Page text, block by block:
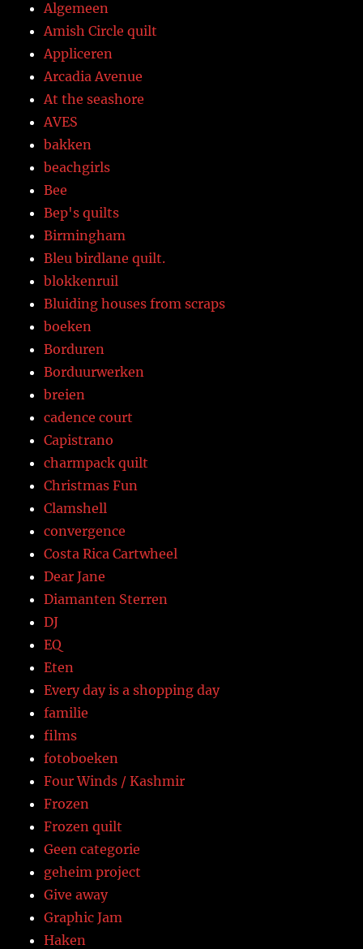
Algemeen
Amish Circle quilt
Appliceren
Arcadia Avenue
At the seashore
AVES
bakken
beachgirls
Bee
Bep's quilts
Birmingham
Bleu birdlane quilt.
blokkenruil
Bluiding houses from scraps
boeken
Borduren
Borduurwerken
breien
cadence court
Capistrano
charmpack quilt
Christmas Fun
Clamshell
convergence
Costa Rica Cartwheel
Dear Jane
Diamanten Sterren
DJ
EQ
Eten
Every day is a shopping day
familie
films
fotoboeken
Four Winds / Kashmir
Frozen
Frozen quilt
Geen categorie
geheim project
Give away
Graphic Jam
Haken